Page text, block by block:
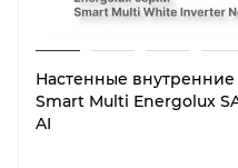
Настенные внутренние
Smart Multi Energolux
AI